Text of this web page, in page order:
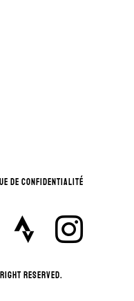
DE CONFIDENTIALITÉ
RESERVED.